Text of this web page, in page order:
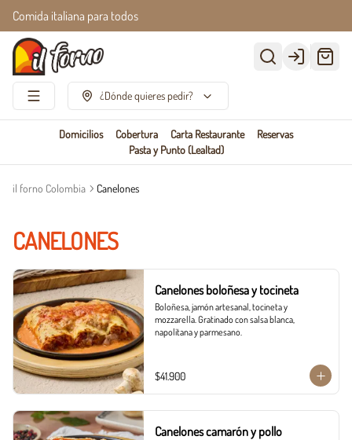
Comida italiana para todos
Login
¿Dónde quieres pedir?
Domicilios Cobertura Carta Restaurante
Reservas
Pasta y Punto (Lealtad)
il forno Colombia Canelones
CANELONES
Canelones boloñesa y tocineta
Boloñesa, jamón artesanal, tocineta y
mozzarella. Gratinado con salsa blanca,
napolitana y parmesano.
$41.900
Canelones camarón y pollo